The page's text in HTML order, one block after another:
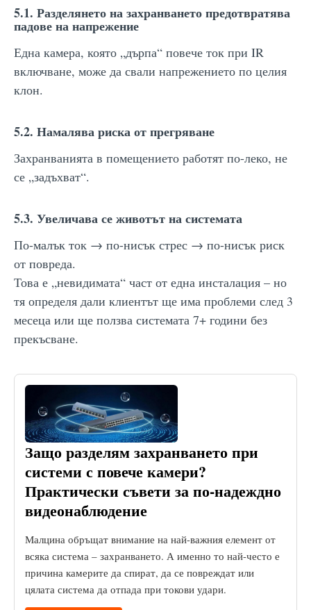
5.1. Разделянето на захранването предотвратява
падове на напрежение
Една камера, която „дърпа“ повече ток при IR
включване, може да свали напрежението по целия
клон.
5.2. Намалява риска от прегряване
Захранванията в помещението работят по-леко, не
се „задъхват“.
5.3. Увеличава се животът на системата
По-малък ток → по-нисък стрес → по-нисък риск
от повреда.
Това е „невидимата“ част от една инсталация – но
тя определя дали клиентът ще има проблеми след 3
месеца или ще ползва системата 7+ години без
прекъсване.
Защо разделям захранването при
системи с повече камери?
Практически съвети за по-надеждно
видеонаблюдение
Малцина обръщат внимание на най-важния елемент от
всяка система – захранването. А именно то най-често е
причина камерите да спират, да се повреждат или
цялата система да отпада при токови удари.